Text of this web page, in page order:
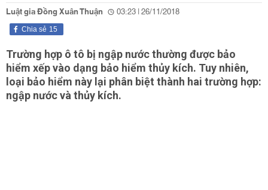
Luật gia Đồng Xuân Thuận 03:23 | 26/11/2018
15
Chia sẻ
Trường hợp ô tô bị ngập nước thường được bảo
hiểm xếp vào dạng bảo hiểm thủy kích. Tuy nhiên,
loại bảo hiểm này lại phân biệt thành hai trường hợp:
ngập nước và thủy kích.